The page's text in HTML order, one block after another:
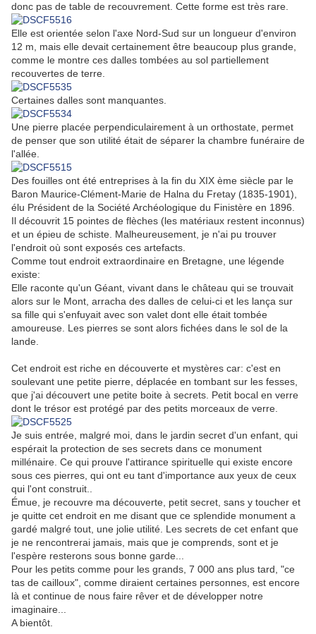
donc pas de table de recouvrement. Cette forme est très rare.
Elle est orientée selon l'axe Nord-Sud sur un longueur d'environ
12 m, mais elle devait certainement être beaucoup plus grande,
comme le montre ces dalles tombées au sol partiellement
recouvertes de terre.
Certaines dalles sont manquantes.
Une pierre placée perpendiculairement à un orthostate, permet
de penser que son utilité était de séparer la chambre funéraire de
l'allée.
Des fouilles ont été entreprises à la fin du XIX ème siècle par le
Baron Maurice-Clément-Marie de Halna du Fretay (1835-1901),
élu Président de la Société Archéologique du Finistère en 1896.
Il découvrit 15 pointes de flèches (les matériaux restent inconnus)
et un épieu de schiste. Malheureusement, je n'ai pu trouver
l'endroit où sont exposés ces artefacts.
Comme tout endroit extraordinaire en Bretagne, une légende
existe:
Elle raconte qu'un Géant, vivant dans le château qui se trouvait
alors sur le Mont, arracha des dalles de celui-ci et les lança sur
sa fille qui s'enfuyait avec son valet dont elle était tombée
amoureuse. Les pierres se sont alors fichées dans le sol de la
lande.
Cet endroit est riche en découverte et mystères car: c'est en
soulevant une petite pierre, déplacée en tombant sur les fesses,
que j'ai découvert une petite boite à secrets. Petit bocal en verre
dont le trésor est protégé par des petits morceaux de verre.
Je suis entrée, malgré moi, dans le jardin secret d'un enfant, qui
espérait la protection de ses secrets dans ce monument
millénaire. Ce qui prouve l'attirance spirituelle qui existe encore
sous ces pierres, qui ont eu tant d'importance aux yeux de ceux
qui l'ont construit..
Émue, je recouvre ma découverte, petit secret, sans y toucher et
je quitte cet endroit en me disant que ce splendide monument a
gardé malgré tout, une jolie utilité. Les secrets de cet enfant que
je ne rencontrerai jamais, mais que je comprends, sont et je
l'espère resterons sous bonne garde...
Pour les petits comme pour les grands, 7 000 ans plus tard, "ce
tas de cailloux", comme diraient certaines personnes, est encore
là et continue de nous faire rêver et de développer notre
imaginaire...
A bientôt.